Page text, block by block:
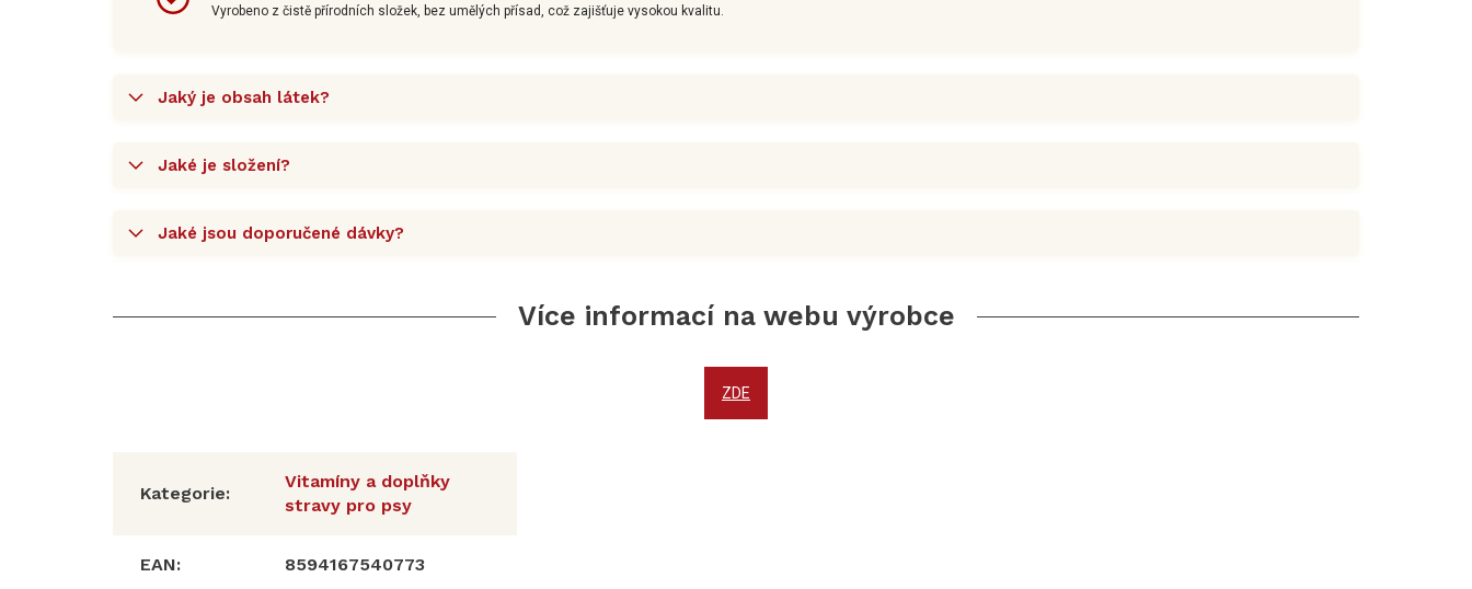
Vyrobeno z čistě přírodních složek, bez umělých přísad, což zajišťuje vysokou kvalitu.
Jaký je obsah látek?
Jaké je složení?
Jaké jsou doporučené dávky?
Více informací na webu výrobce
ZDE
Kategorie:
Vitamíny a doplňky
stravy pro psy
EAN: 8594167540773